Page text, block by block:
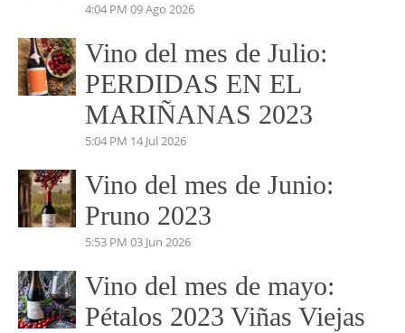
4:04 PM 09 Ago 2026
Vino del mes de Julio:
PERDIDAS EN EL
MARIÑANAS 2023
5:04 PM 14 Jul 2026
Vino del mes de Junio:
Pruno 2023
5:53 PM 03 Jun 2026
Vino del mes de mayo:
Pétalos 2023 Viñas Viejas